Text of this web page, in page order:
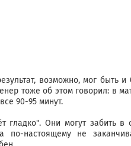
возможно, мог быть и
тоже об этом говорил: в
90-95 минут.
Они могут забить в
настоящему не